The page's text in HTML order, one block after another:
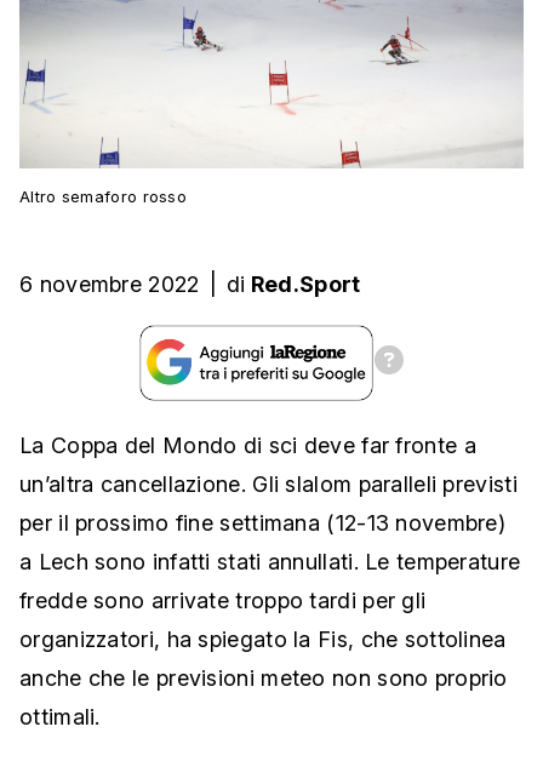
Altro semaforo rosso
6 novembre 2022 di Red.Sport
La Coppa del Mondo di sci deve far fronte a
un’altra cancellazione. Gli slalom paralleli previsti
per il prossimo fine settimana (12-13 novembre)
a Lech sono infatti stati annullati. Le temperature
fredde sono arrivate troppo tardi per gli
organizzatori, ha spiegato la Fis, che sottolinea
anche che le previsioni meteo non sono proprio
ottimali.